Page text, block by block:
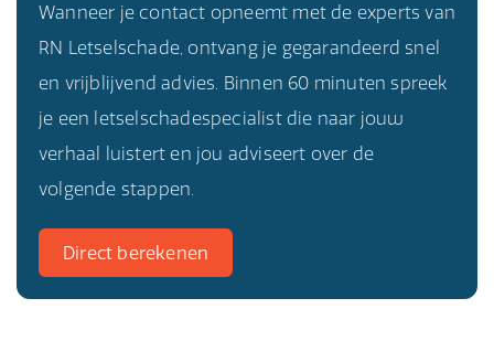
Wanneer je contact opneemt met de experts van
RN Letselschade, ontvang je gegarandeerd snel
en vrijblijvend advies. Binnen 60 minuten spreek
je een letselschadespecialist die naar jouw
verhaal luistert en jou adviseert over de
volgende stappen.
Direct berekenen